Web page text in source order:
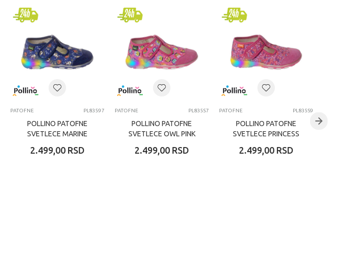
PATOFNE PL83597
POLLINO PATOFNE
SVETLECE MARINE
2.499,00 RSD
PATOFNE PL835S7
POLLINO PATOFNE
SVETLECE OWL PINK
2.499,00 RSD
PATOFNE PL835S9
POLLINO PATOFNE
SVETLECE PRINCESS
2.499,00 RSD